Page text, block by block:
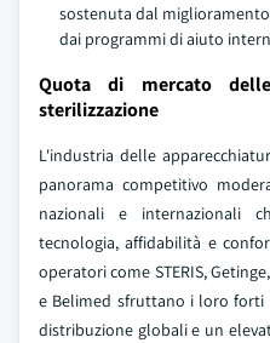
sostenuta dal
dai programmi di aiuto
Quota di mercato
sterilizzazione
L'industria delle
panorama competitivo
nazionali e internazionali
tecnologia, affidabilità e
operatori come STERIS,
e Belimed sfruttano i loro
distribuzione globali e un